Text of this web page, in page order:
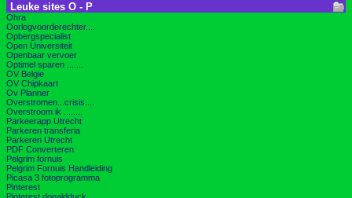
Leuke sites O - P
Ohra
Oorlogvoorderechter....
Opbergspecialist
Open Universiteit
Openbaar vervoer
Optimel sparen .......
OV Belgie
OV Chipkaart
Ov Planner
Overstromen...crisis....
Overstroom ik ........
Parkeerapp Utrecht
Parkeren transferia
Parkeren Utrecht
PDF Converteren
Pelgrim fornuis
Pelgrim Fornuis Handleiding
Picasa 3 fotoprogramma
Pinterest